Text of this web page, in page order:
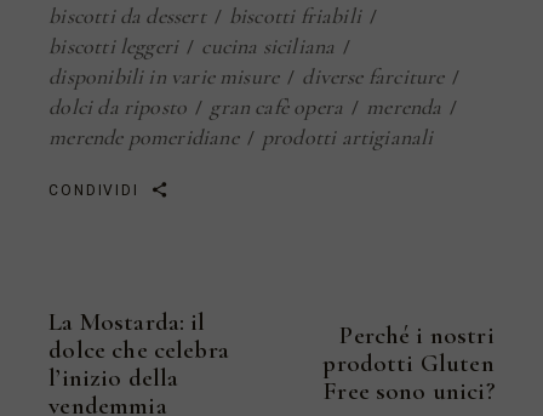
biscotti da dessert
biscotti friabili
biscotti leggeri
cucina siciliana
disponibili in varie misure
diverse farciture
dolci da riposto
gran cafè opera
merenda
merende pomeridiane
prodotti artigianali
CONDIVIDI
La Mostarda: il
dolce che celebra
l’inizio della
vendemmia
Perché i nostri
prodotti Gluten
Free sono unici?